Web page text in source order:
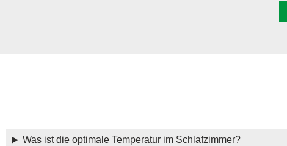
Was ist die optimale Temperatur im Schlafzimmer?